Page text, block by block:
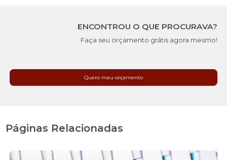
ENCONTROU O QUE PROCURAVA?
Faça seu orçamento grátis agora mesmo!
Quero meu orçamento
Páginas Relacionadas